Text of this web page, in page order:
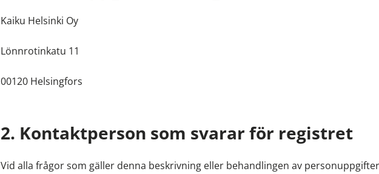
Kaiku Helsinki Oy
Lönnrotinkatu 11
00120 Helsingfors
2. Kontaktperson som svarar för registret
Vid alla frågor som gäller denna beskrivning eller behandlingen av